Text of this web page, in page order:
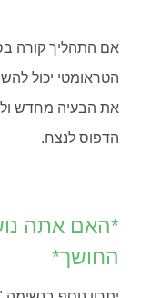
אם התהליך קורה
הטראומטי יכול
את הבעיה מחדש
הדפוס לנצח.
*האם אתה
החושך*